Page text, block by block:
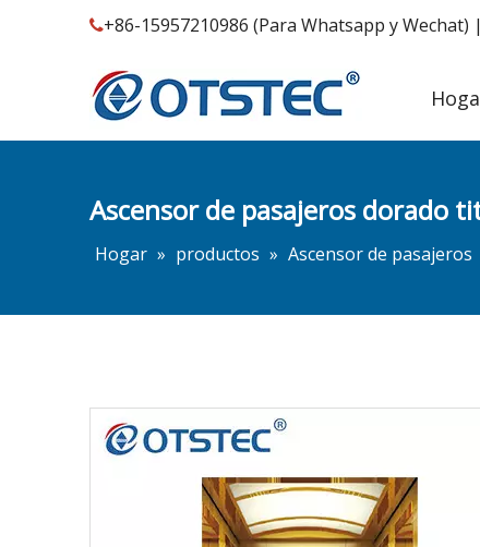
+86-15957210986 (Para Whatsapp y Wechat) |
Ascensor de pasajeros dorado
Hogar » productos » Ascensor de pasajeros